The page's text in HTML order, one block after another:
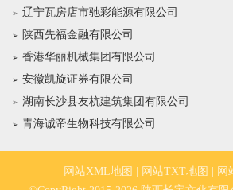
辽宁瓦房店市驰彩能源有限公司
陕西先福金融有限公司
香港华丽机械集团有限公司
安徽凯旋证券有限公司
湖南长沙县友杭建筑集团有限公司
青海诚帝生物科技有限公司
网站XML地图 网站TXT地图
网